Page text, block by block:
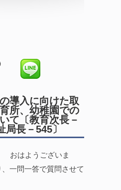
導入に向けた取
所、幼稚園での
て〔教育次長－
長－545〕
おはようございま
一問一答で質問させて